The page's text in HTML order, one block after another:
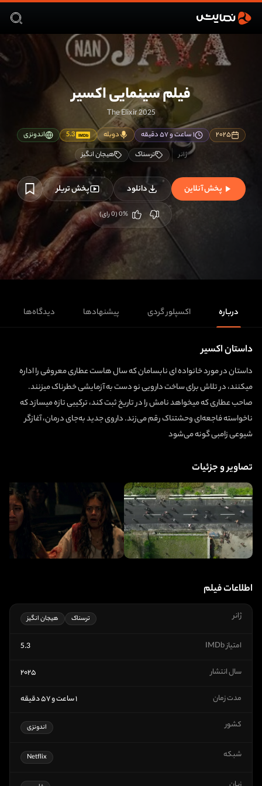
فیلم سینمایی اکسیر
The Elixir 2025
۲۰۲۵ ۱ ساعت و ۵۷ دقیقه دوبله IMDb
5.3
اندونزی
ترسناک
هیجان انگیز
پخش آنلاین دانلود پخش تریلر
0%
(
0رای)
درباره اکسپلور گردی پیشنهادها دیدگاه‌ها
داستان اکسیر
داستان در مورد خانواده‌ ای نابسامان که سال‌ هاست عطاری معروفی را اداره
میکنند، در تلاش برای ساخت دارویی نو دست به آزمایشی خطرناک میزنند.
صاحب عطاری که میخواهد نامش را در تاریخ ثبت کند، ترکیبی تازه میسازد که
ناخواسته فاجعه‌ای وحشتناک رقم می‌زند. داروی جدید به‌جای درمان، آغازگر
شیوعی زامبی‌ گونه می‌شود
تصاویر و جزئیات
اطلاعات فیلم
ژانر ترسناک هیجان انگیز
امتیاز IMDb 5.3
سال انتشار ۲۰۲۵
مدت زمان ۱ ساعت و ۵۷ دقیقه
کشور اندونزی
شبکه Netflix